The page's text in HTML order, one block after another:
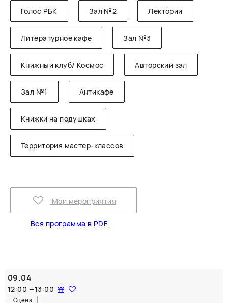
Голос РБК Зал №2 Лекторий
Литературное кафе Зал №3
Книжный клуб/ Космос Авторский зал
Зал №1 Антикафе
Книжки на подушках
Территория мастер-классов
Мои мероприятия
Вся программа в PDF
09.04
12:00 —13:00
Сцена